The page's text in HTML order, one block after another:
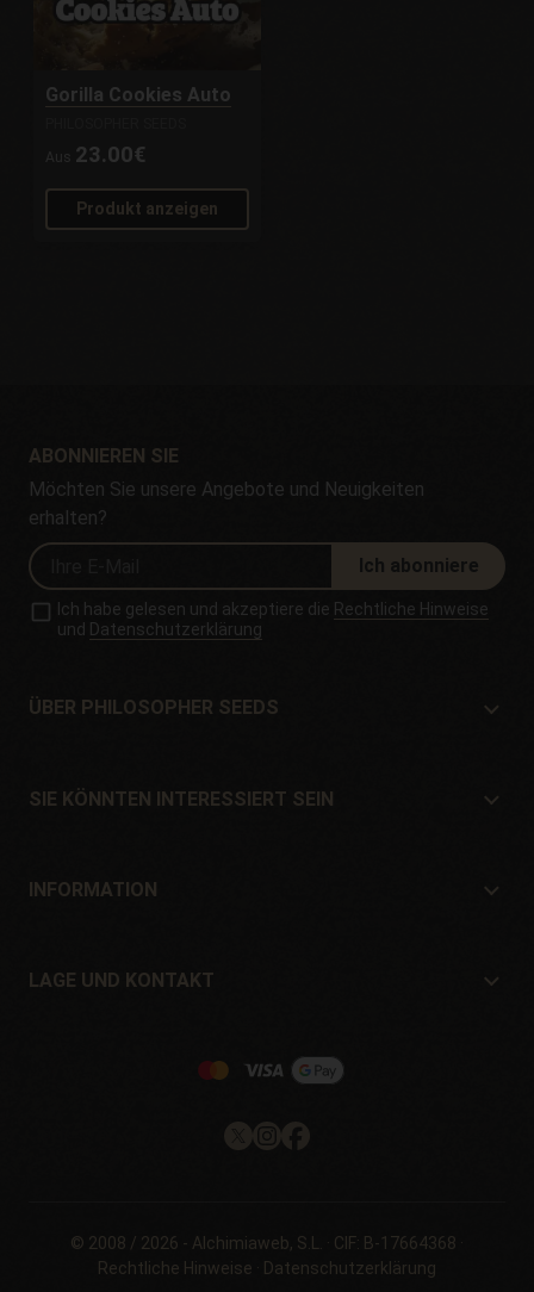
Gorilla Cookies Auto
Aus 23.00€
Produkt anzeigen
ABONNIEREN SIE
Möchten Sie unsere Angebote und Neuigkeiten
erhalten?
Ich abonniere
Ich habe gelesen und akzeptiere die Rechtliche Hinweise
und Datenschutzerklärung
ÜBER PHILOSOPHER SEEDS
Lage und Kontakt
SIE KÖNNTEN INTERESSIERT SEIN
Angebote
INFORMATION
Garantien und Rücksendungen
LAGE UND KONTAKT
Pol. Industrial Pont del Príncep
Email: info@philosopherseeds.com
© 2008 / 2026 - Alchimiaweb, S.L.
· CIF: B-17664368 ·
Rechtliche Hinweise · Datenschutzerklärung